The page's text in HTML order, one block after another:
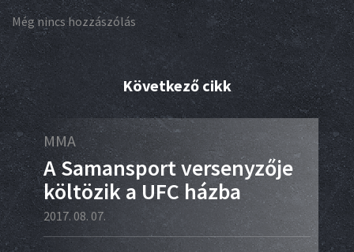
Még nincs hozzászólás
Következő cikk
MMA
A Samansport versenyzője
költözik a UFC házba
2017. 08. 07.